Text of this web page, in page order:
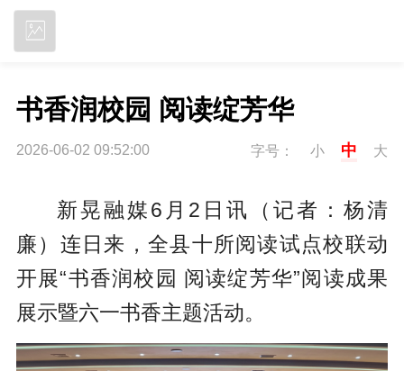
书香润校园 阅读绽芳华
2026-06-02 09:52:00 字号： 小 中 大
新晃融媒6月2日讯（记者：杨清
廉）连日来，全县十所阅读试点校联动
开展“书香润校园 阅读绽芳华”阅读成果
展示暨六一书香主题活动。